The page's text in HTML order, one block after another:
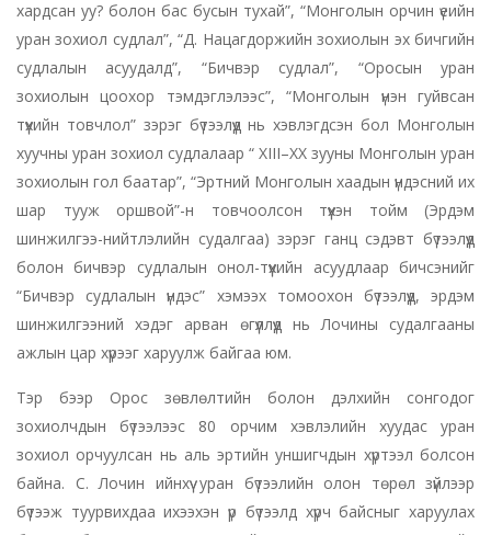
хардсан уу? болон бас бусын тухай”, “Монголын орчин үеийн
уран зохиол судлал”, “Д. Нацагдоржийн зохиолын эх бичгийн
судлалын асуудалд”, “Бичвэр судлал”, “Оросын уран
зохиолын цоохор тэмдэглэлээс”, “Монголын үнэн гуйвсан
түүхийн товчлол” зэрэг бүтээлүүд нь хэвлэгдсэн бол Монголын
хуучны уран зохиол судлалаар “ ХIII–ХХ зууны Монголын уран
зохиолын гол баатар”, “Эртний Монголын хаадын үндэсний их
шар тууж оршвой”-н товчоолсон түүхэн тойм (Эрдэм
шинжилгээ-нийтлэлийн судалгаа) зэрэг ганц сэдэвт бүтээлүүд
болон бичвэр судлалын онол-түүхийн асуудлаар бичсэнийг
“Бичвэр судлалын үндэс” хэмээх томоохон бүтээлүүд, эрдэм
шинжилгээний хэдэг арван өгүүллүүд нь Лочины судалгааны
ажлын цар хүрээг харуулж байгаа юм.
Тэр бээр Орос зөвлөлтийн болон дэлхийн сонгодог
зохиолчдын бүтээлээс 80 орчим хэвлэлийн хуудас уран
зохиол орчуулсан нь аль эртийн уншигчдын хүртээл болсон
байна. С. Лочин ийнхүү уран бүтээлийн олон төрөл зүйлээр
бүтээж туурвихдаа ихээхэн үр бүтээлд хүрч байсныг харуулах